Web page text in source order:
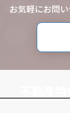
お気軽にお問い